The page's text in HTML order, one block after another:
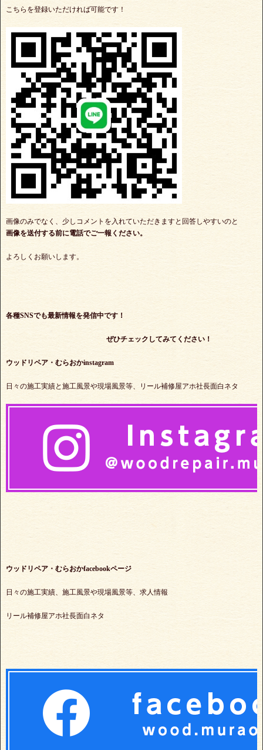
こちらを登録いただければ可能です！
画像のみでなく、少しコメントを入れていただきますと回答しやすいのと
画像を送付する前に電話でご一報ください。
よろしくお願いします。
各種SNSでも最新情報を発信中です！
ぜひチェックしてみてください！
ウッドリペア・むらおかinstagram
日々の施工実績と施工風景や現場風景等、リール補修屋アホ社長面白ネタ
ウッドリペア・むらおかfacebookページ
日々の施工実績、施工風景や現場風景等、求人情報
リール補修屋アホ社長面白ネタ